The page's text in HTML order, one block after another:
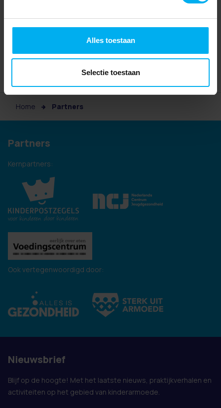
Alles toestaan
Selectie toestaan
Home Partners
Partners
Kernpartners:
Ook vertegenwoordigd door:
Nieuwsbrief
Blijf op de hoogte! Met het laatste nieuws, praktijkverhalen en
activiteiten op het gebied van kinderarmoede.